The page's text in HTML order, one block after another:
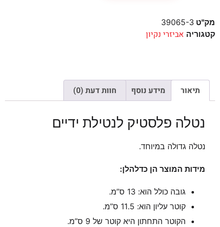
מק"ט 39065-3
קטגוריה אביזרי נקיון
תיאור מידע נוסף חוות דעת (0)
נטלה פלסטיק לנטילת ידיים
נטלה גדולה במיוחד.
מידות המוצר הן כדלהלן:
גובה כולל הוא: 13 ס”מ.
קוטר עליון הוא: 11.5 ס”מ.
הקוטר התחתון היא קוטר של 9 ס”מ.